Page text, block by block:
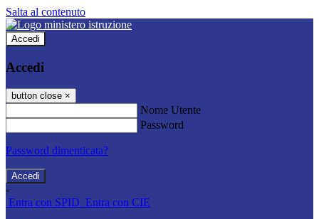
Salta al contenuto
Accedi
Accedi
button close ×
Nome Utente
Password
Password dimenticata?
-
Entra con SPID Entra con CIE